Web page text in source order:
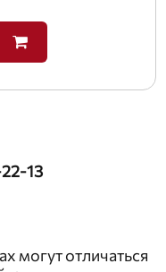
13
могут отличаться